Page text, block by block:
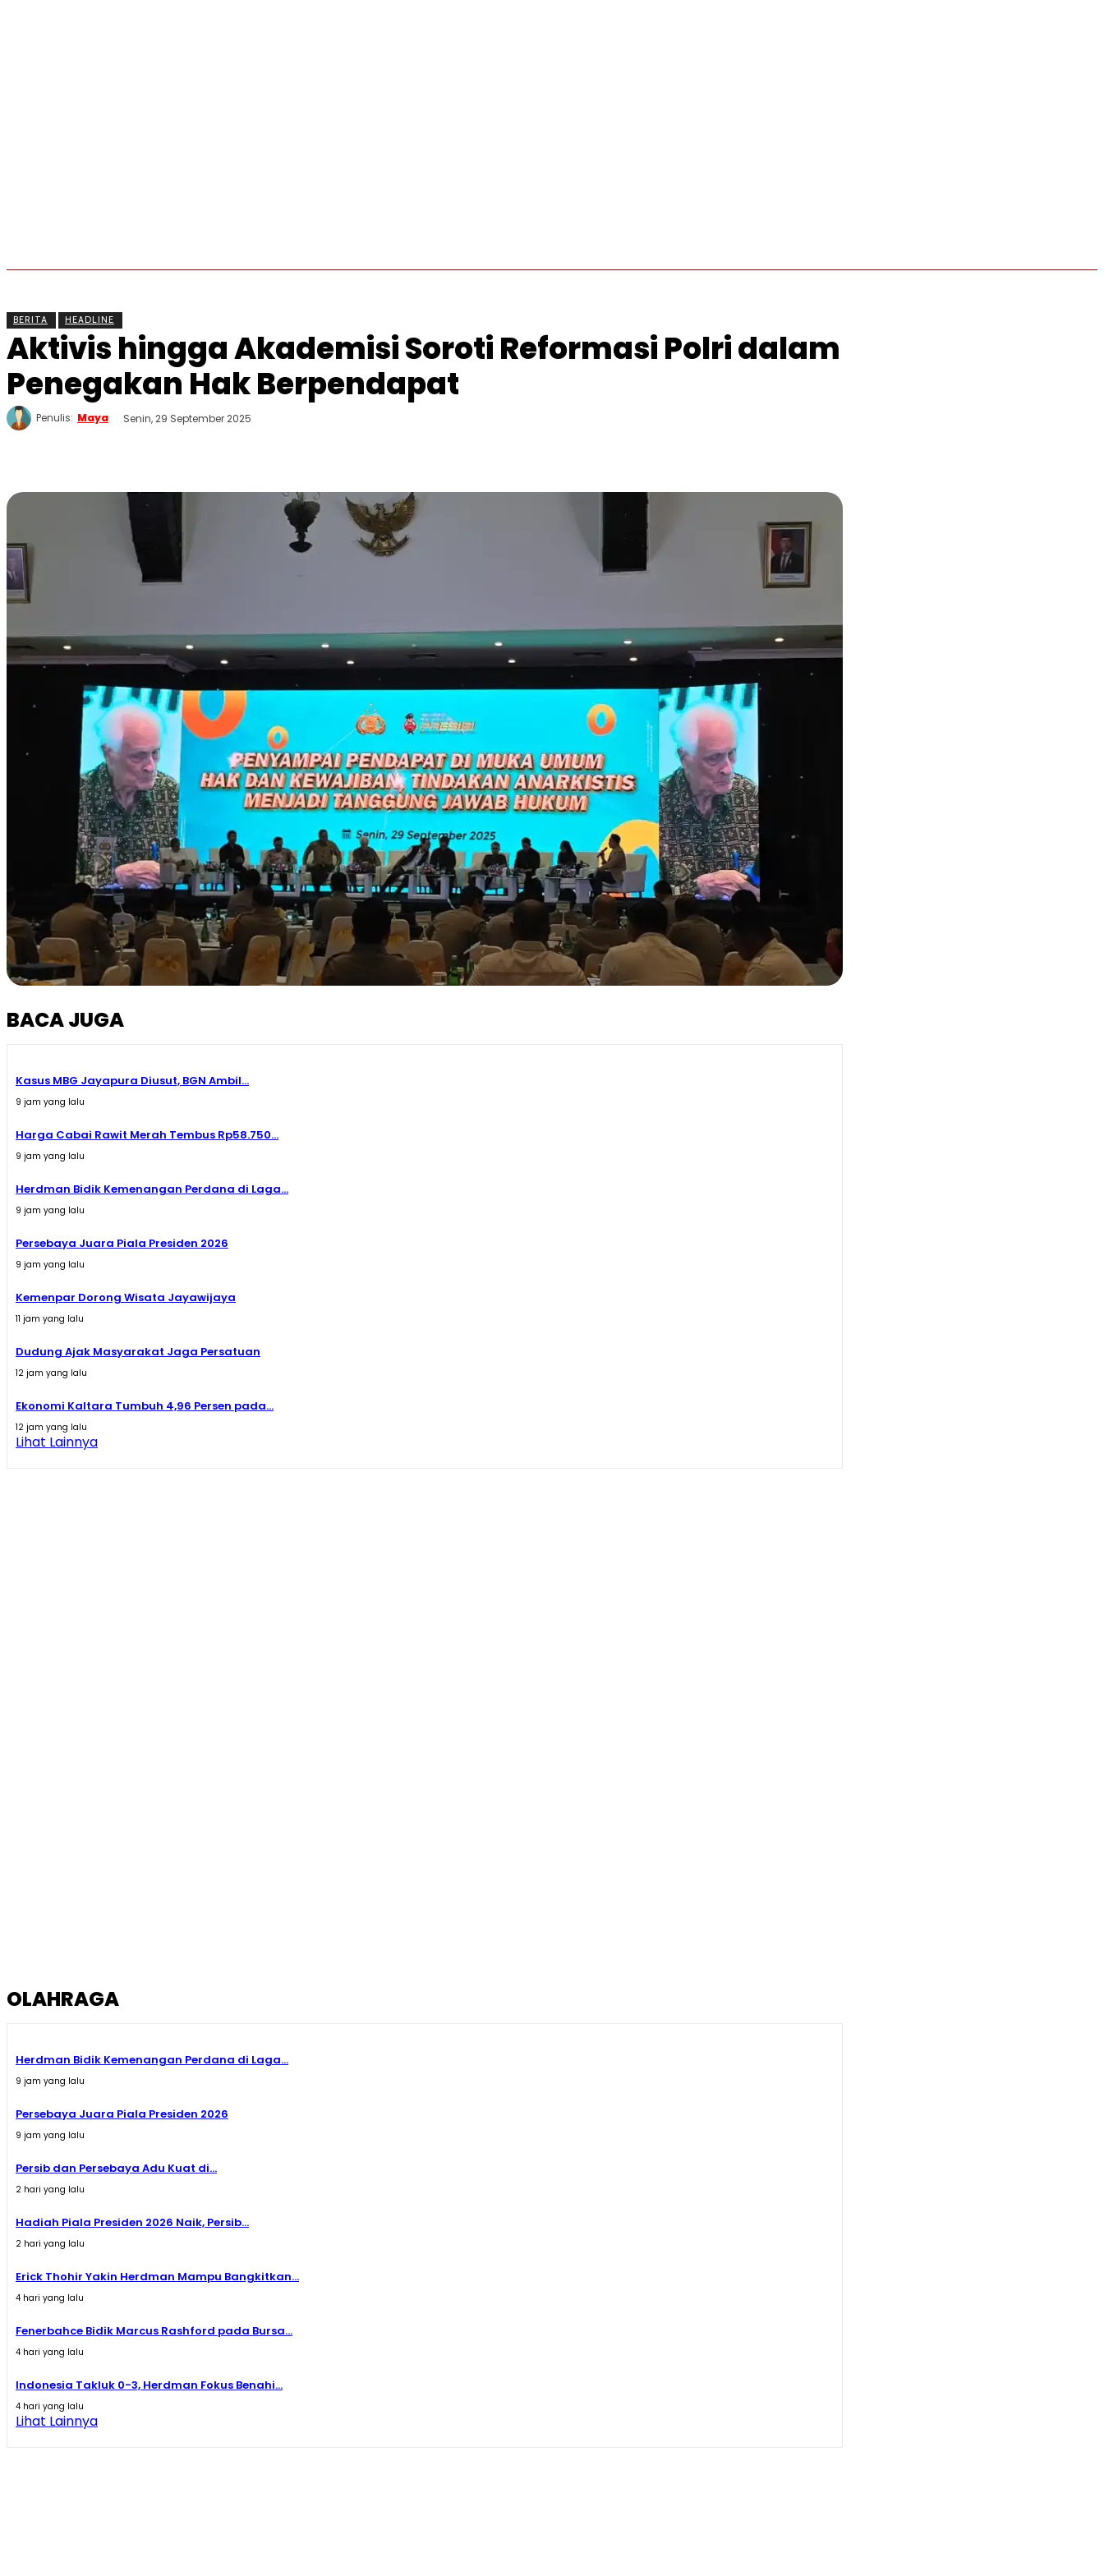
BERITA HEADLINE
Aktivis hingga Akademisi Soroti Reformasi Polri dalam
Penegakan Hak Berpendapat
Penulis: Maya Senin, 29 September 2025
BACA JUGA
Kasus MBG Jayapura Diusut, BGN Ambil...
9 jam yang lalu
Harga Cabai Rawit Merah Tembus Rp58.750...
9 jam yang lalu
Herdman Bidik Kemenangan Perdana di Laga...
9 jam yang lalu
Persebaya Juara Piala Presiden 2026
9 jam yang lalu
Kemenpar Dorong Wisata Jayawijaya
11 jam yang lalu
Dudung Ajak Masyarakat Jaga Persatuan
12 jam yang lalu
Ekonomi Kaltara Tumbuh 4,96 Persen pada...
12 jam yang lalu
Lihat Lainnya
OLAHRAGA
Herdman Bidik Kemenangan Perdana di Laga...
9 jam yang lalu
Persebaya Juara Piala Presiden 2026
9 jam yang lalu
Persib dan Persebaya Adu Kuat di...
2 hari yang lalu
Hadiah Piala Presiden 2026 Naik, Persib...
2 hari yang lalu
Erick Thohir Yakin Herdman Mampu Bangkitkan...
4 hari yang lalu
Fenerbahce Bidik Marcus Rashford pada Bursa...
4 hari yang lalu
Indonesia Takluk 0-3, Herdman Fokus Benahi...
4 hari yang lalu
Lihat Lainnya